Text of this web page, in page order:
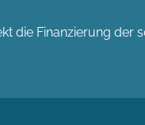
die Finanzierung